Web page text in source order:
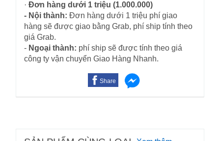
· Đơn hàng dưới 1 triệu (1.000.000)
- Nội thành: Đơn hàng dưới 1 triệu phí giao
hàng sẽ được giao bằng Grab, phí ship tính theo
giá Grab.
- Ngoại thành: phí ship sẽ được tính theo giá
công ty vận chuyển Giao Hàng Nhanh.
Share